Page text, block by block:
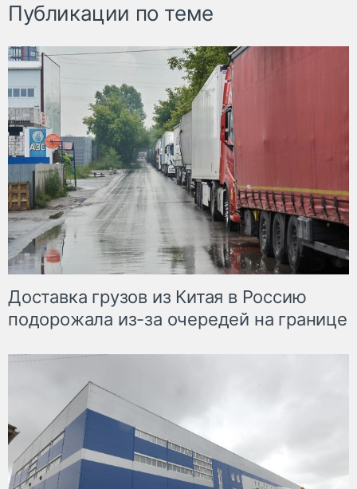
Публикации по теме
Доставка грузов из Китая в Россию
подорожала из-за очередей на границе